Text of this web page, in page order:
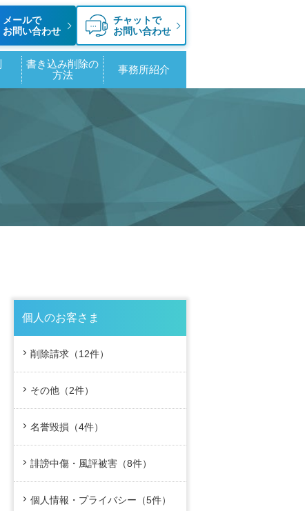
メールで
お問い合わせ
チャットで
お問い合わせ
書き込み削除の
方法
事務所紹介
個人のお客さま
削除請求（12件）
その他（2件）
名誉毀損（4件）
誹謗中傷・風評被害（8件）
個人情報・プライバシー（5件）